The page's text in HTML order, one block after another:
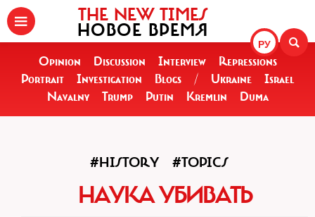
РУ
THE NEW TIMES
НОВОЕ ВРЕМЯ
Opinion Discussion Interview
Repressions
Portrait
Investigation Blogs / Ukraine
Israel
Navalny
Trump Putin Kremlin Duma
#HISTORY #TOPICS
НАУКА УБИВАТЬ